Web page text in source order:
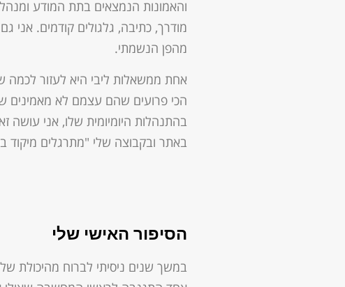
והאמונות הנמצאים בתת המודע
מודרך, כתיבה, גלגולים קודמים. אני
מהפן הנשמתי.
אחת ממשאלות ליבי היא לעזור לכמה
הכי פרועים שהם עצמם לא מאמינים
בהתנהלות היומיומית שלו, אני עושה
באתר ובקבוצה שלי "מתרגלים מיקוד
הסיפור האישי שלי
במשך שנים ניסיתי לברוח מהיכולת